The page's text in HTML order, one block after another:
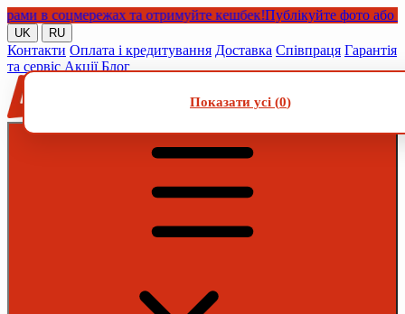
в соцмережах та отримуйте кешбек!Публікуйте фото або
UK RU
Контакти Оплата і кредитування Доставка Співпраця Гарантія
та сервіс Акції Блог
Показати усі (0)